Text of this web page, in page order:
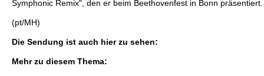
Symphonic Remix", den er beim Beethovenfest in Bonn präsentiert.
(pt/MH)
Die Sendung ist auch hier zu sehen:
Mehr zu diesem Thema: